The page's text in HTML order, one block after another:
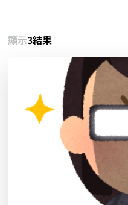
顯示3結果